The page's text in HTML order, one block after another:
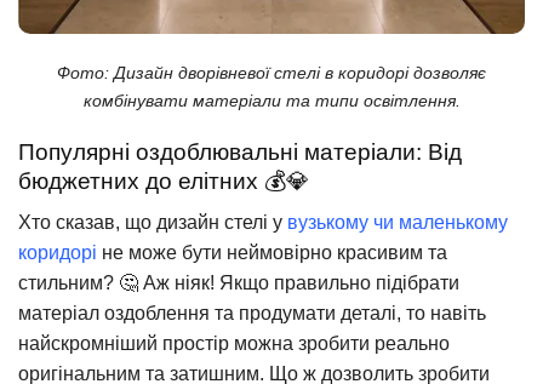
Фото: Дизайн дворівневої стелі в коридорі дозволяє
комбінувати матеріали та типи освітлення.
Популярні оздоблювальні матеріали: Від
бюджетних до елітних 💰💎
Хто сказав, що дизайн стелі у вузькому чи маленькому
коридорі не може бути неймовірно красивим та
стильним? 🤔 Аж ніяк! Якщо правильно підібрати
матеріал оздоблення та продумати деталі, то навіть
найскромніший простір можна зробити реально
оригінальним та затишним. Що ж дозволить зробити